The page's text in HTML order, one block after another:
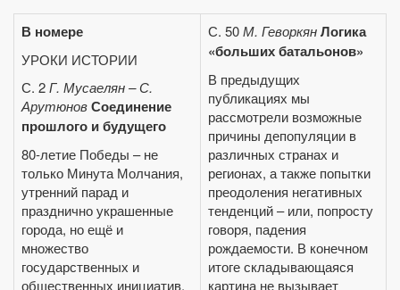
В номере
УРОКИ ИСТОРИИ
С. 2Г. Мусаелян– С.
АрутюновСоединение
прошлого и будущего
80‑летие Победы – не
только Минута Молчания,
утренний парад и
празднично украшенные
города, но ещё и
множество
государственных и
общественных инициатив,
С. 50М. ГеворкянЛогика
«больших батальонов»
В предыдущих
публикациях мы
рассмотрели возможные
причины депопуляции в
различных странах и
регионах, а также попытки
преодоления негативных
тенденций – или, попросту
говоря, падения
рождаемости. В конечном
итоге складывающаяся
картина не вызывает